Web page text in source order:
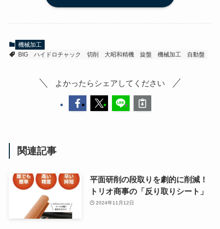
機械加工
BIG
ハイドロチャック 切削 大昭和精機 旋盤 機械加工 自動盤
よかったらシェアしてください
関連記事
平面研削の段取りを劇的に削減！
トリオ商事の「反り取りシート」
2024年11月12日